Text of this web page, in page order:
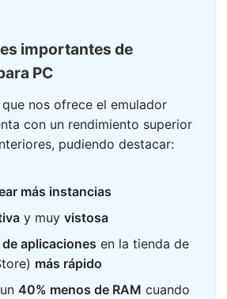
importantes de
PC
nos ofrece el emulador
con un rendimiento superior
pudiendo destacar:
más instancias
y muy vistosa
aplicaciones en la tienda de
más rápido
40% menos de RAM cuando